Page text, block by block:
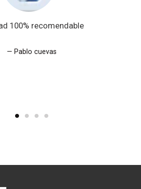
100% recomendable
Pablo cuevas